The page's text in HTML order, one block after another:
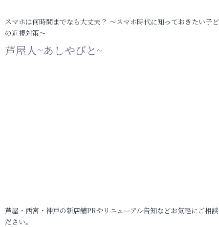
スマホは何時間までなら大丈夫？ ～スマホ時代に知っておきたい子
の近視対策～
芦屋人~あしやびと~
芦屋・西宮・神戸の新店舗PRやリニューアル告知などお気軽にご相
ださい。